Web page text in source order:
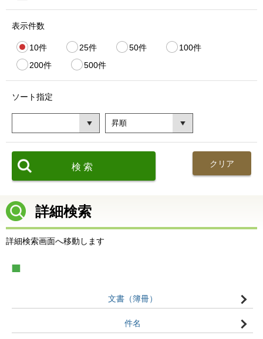
表示件数
10件 25件 50件
100件
200件
500件
ソート指定
詳細検索
詳細検索画面へ移動します
文書（簿冊）
件名